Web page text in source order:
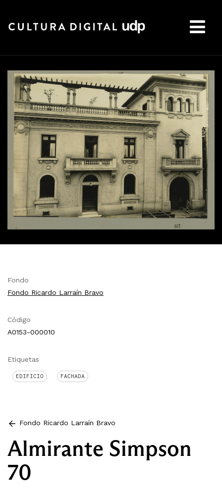
Fondo
Fondo Ricardo Larraín Bravo
Código
A0153-000010
Etiquetas
EDIFICIO FACHADA
Fondo Ricardo Larraín Bravo
Almirante Simpson
70